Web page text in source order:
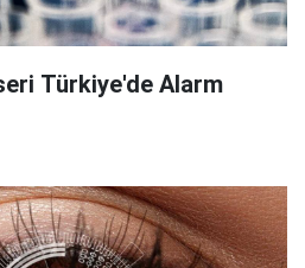
Türkiye'de Alarm